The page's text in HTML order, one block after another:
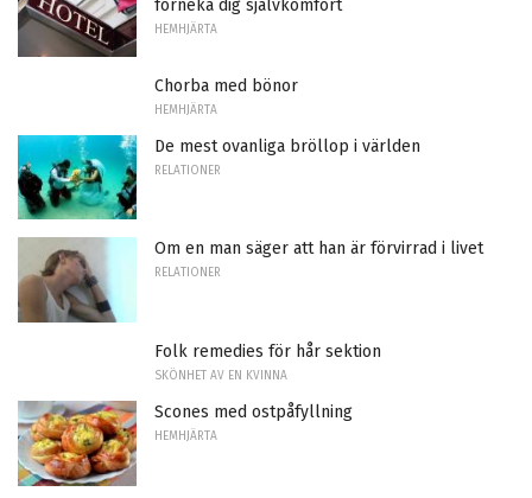
förneka dig självkomfort
HEMHJÄRTA
Chorba med bönor
HEMHJÄRTA
De mest ovanliga bröllop i världen
RELATIONER
Om en man säger att han är förvirrad i livet
RELATIONER
Folk remedies för hår sektion
SKÖNHET AV EN KVINNA
Scones med ostpåfyllning
HEMHJÄRTA